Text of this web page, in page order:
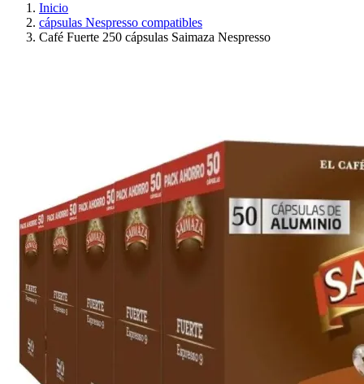
Inicio
cápsulas Nespresso compatibles
Café Fuerte 250 cápsulas Saimaza Nespresso